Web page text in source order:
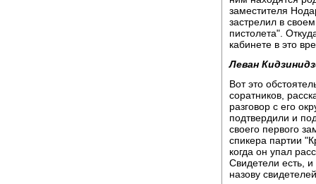
заместителя
застрелил в
пистолета".
кабинете в это
Леван
Вот это
соратников,
разговор с его
подтвердили и
своего первого
спикера партии
когда он упал
Свидетели есть,
назову